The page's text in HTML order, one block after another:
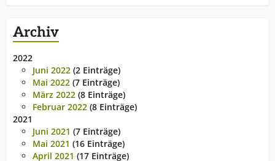
Archiv
2022
Juni 2022 (2 Einträge)
Mai 2022 (7 Einträge)
März 2022 (8 Einträge)
Februar 2022 (8 Einträge)
2021
Juni 2021 (7 Einträge)
Mai 2021 (16 Einträge)
April 2021 (17 Einträge)